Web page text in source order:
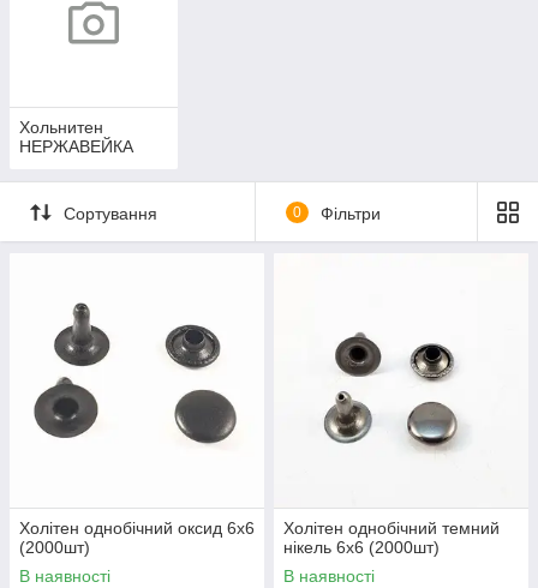
Хольнитен
НЕРЖАВЕЙКА
Сортування 0 Фільтри
Холітен однобічний оксид 6x6
(2000шт)
В наявності
Холітен однобічний темний
нікель 6x6 (2000шт)
В наявності